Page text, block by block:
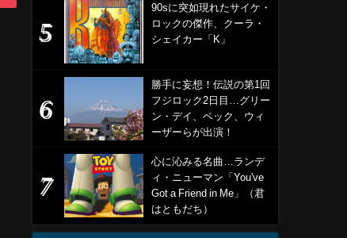
90sに突如現れたサイケ・
ロックの傑作、クーラ・
シェイカー「K」
勝手に妄想！伝説の第1回
フジロック2日目…グリー
ン・デイ、ベック、ウィ
ーザーらが出演！
心に沁みる名曲…ランデ
ィ・ニューマン「You've
Got a Friend in Me」（君
はともだち）